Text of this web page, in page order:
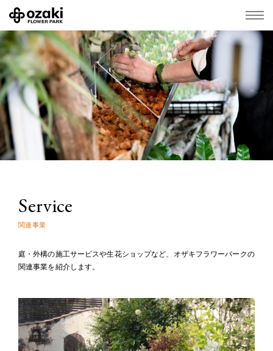
Service
関連事業
庭・外構の施工サービスや生花ショップなど、オザキフラワーパークの
関連事業を紹介します。